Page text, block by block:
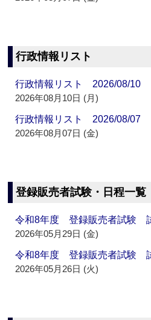
行政情報リスト
行政情報リスト 2026/08/10
2026年08月10日 (月)
行政情報リスト 2026/08/07
2026年08月07日 (金)
登録販売者試験・日程一覧
令和8年度 登録販売者試験
2026年05月29日 (金)
令和8年度 登録販売者試験
2026年05月26日 (火)